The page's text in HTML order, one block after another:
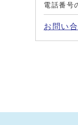
電話番号
お問い